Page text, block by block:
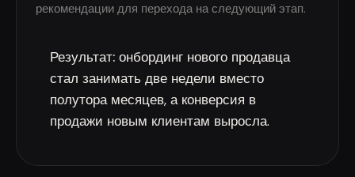
рекомендации для перехода на следующий этап.
Результат: онбординг нового продавца
стал занимать две недели вместо
полутора месяцев, а конверсия в
продажи новым клиентам выросла.